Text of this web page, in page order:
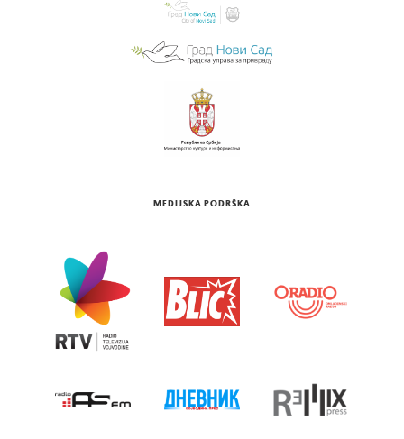
MEDIJSKA PODRŠKA